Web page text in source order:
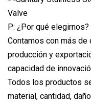
P: ¿Por qué elegirnos?
Contamos con más
producción y
capacidad de
Todos los productos
material, cantidad,